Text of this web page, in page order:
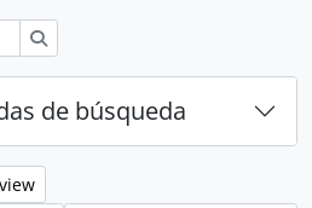
de búsqueda